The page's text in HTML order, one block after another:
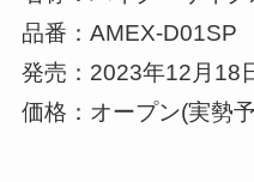
品番：AMEX-D01SP
発売：2023年12月18
価格：オープン(実勢